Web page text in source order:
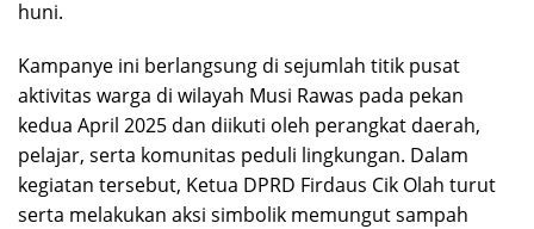
huni.
Kampanye ini berlangsung di sejumlah titik pusat
aktivitas warga di wilayah Musi Rawas pada pekan
kedua April 2025 dan diikuti oleh perangkat daerah,
pelajar, serta komunitas peduli lingkungan. Dalam
kegiatan tersebut, Ketua DPRD Firdaus Cik Olah turut
serta melakukan aksi simbolik memungut sampah